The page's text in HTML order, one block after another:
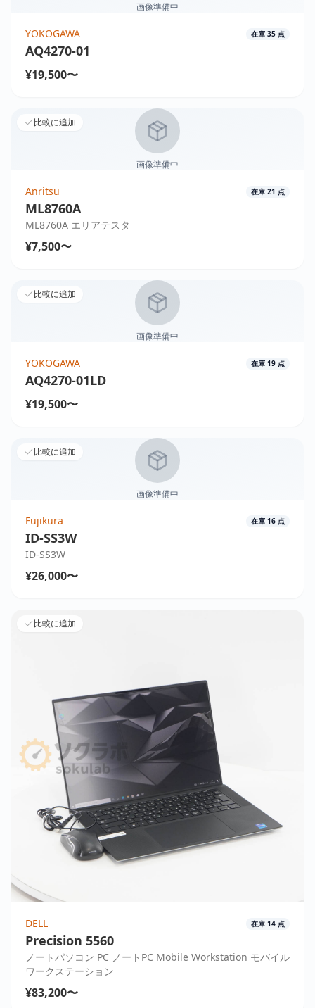
画像準備中
YOKOGAWA 在庫 35 点
AQ4270-01
¥19,500〜
比較に追加
画像準備中
Anritsu 在庫 21 点
ML8760A
ML8760A エリアテスタ
¥7,500〜
比較に追加
画像準備中
YOKOGAWA 在庫 19 点
AQ4270-01LD
¥19,500〜
比較に追加
画像準備中
Fujikura 在庫 16 点
ID-SS3W
ID-SS3W
¥26,000〜
比較に追加
DELL 在庫 14 点
Precision 5560
ノートパソコン PC ノートPC Mobile Workstation モバイル
ワークステーション
¥83,200〜